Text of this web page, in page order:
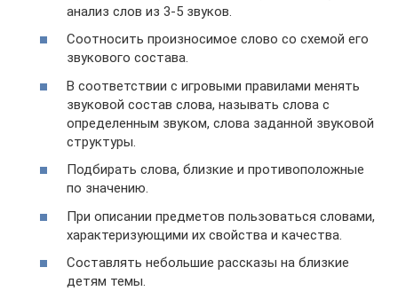
анализ слов из 3-5 звуков.
Соотносить произносимое слово со схемой его
звукового состава.
В соответствии с игровыми правилами менять
звуковой состав слова, называть слова с
определенным звуком, слова заданной звуковой
структуры.
Подбирать слова, близкие и противоположные
по значению.
При описании предметов пользоваться словами,
характеризующими их свойства и качества.
Составлять небольшие рассказы на близкие
детям темы.